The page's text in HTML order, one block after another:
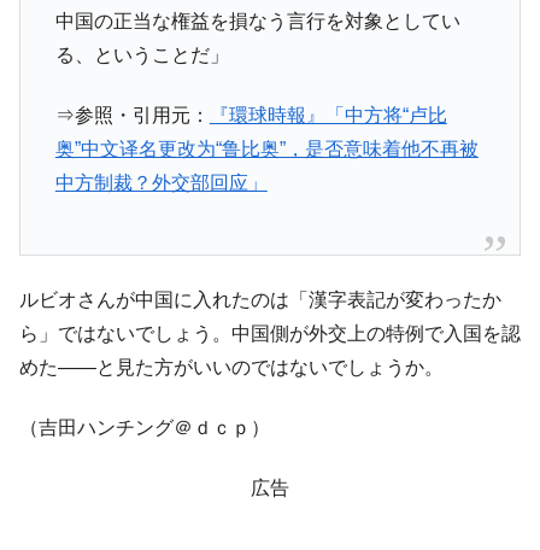
中国の正当な権益を損なう言行を対象としてい
る、ということだ」
⇒参照・引用元：
『環球時報』「中方将“卢比
奥”中文译名更改为“鲁比奥”，是否意味着他不再被
中方制裁？外交部回应」
ルビオさんが中国に入れたのは「漢字表記が変わったか
ら」ではないでしょう。中国側が外交上の特例で入国を認
めた――と見た方がいいのではないでしょうか。
（吉田ハンチング＠ｄｃｐ）
広告